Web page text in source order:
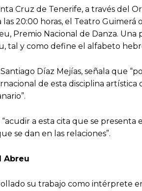
Cruz de Tenerife, a través del
20:00 horas, el Teatro
Premio Nacional de Danza.
tal y como define el alfabeto
Díaz Mejías, señala que
de esta disciplina
“acudir a esta cita que se
se dan en las relaciones”.
Abreu
su trabajo como intérprete